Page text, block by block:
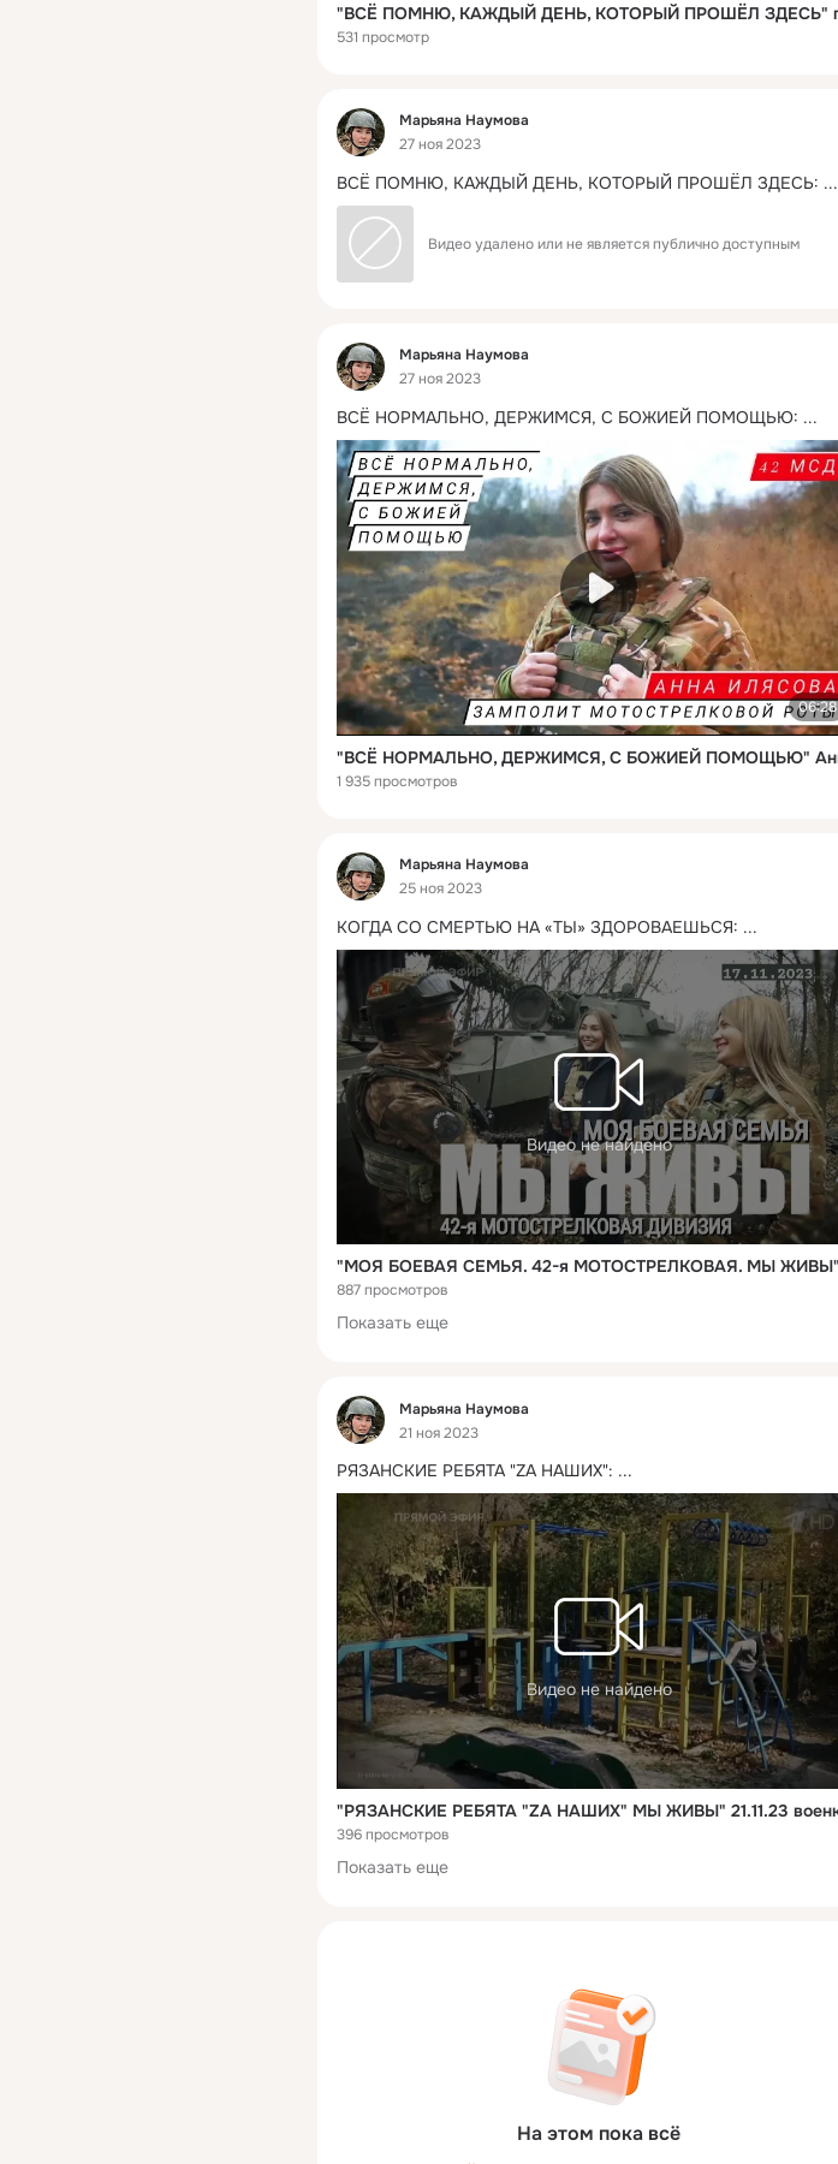
531 просмотр
Фид
Марьяна Наумова
27 ноя 2023
ВСЁ ПОМНЮ, КАЖДЫЙ ДЕНЬ, КОТОРЫЙ ПРОШЁЛ ЗДЕСЬ: ...
Видео удалено или не является публично доступным
Фид
Марьяна Наумова
27 ноя 2023
ВСЁ НОРМАЛЬНО, ДЕРЖИМСЯ, С БОЖИЕЙ ПОМОЩЬЮ: ...
06:28
1 935 просмотров
Фид
Марьяна Наумова
25 ноя 2023
КОГДА СО СМЕРТЬЮ НА «ТЫ» ЗДОРОВАЕШЬСЯ: ...
Видео не найдено
887 просмотров
Показать еще
Фид
Марьяна Наумова
21 ноя 2023
РЯЗАНСКИЕ РЕБЯТА "ZA НАШИХ": ...
Видео не найдено
396 просмотров
Показать еще
На этом пока всё